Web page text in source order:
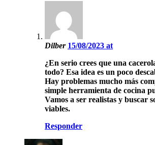
Dilber 15/08/2023 at
¿En serio crees que una
todo? Esa idea es un poco
Hay problemas mucho más
simple herramienta de cocina
Vamos a ser realistas y buscar
viables.
Responder